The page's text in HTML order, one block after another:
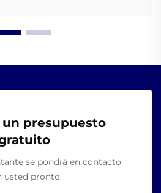
presupuesto
se pondrá en contacto
usted pronto.